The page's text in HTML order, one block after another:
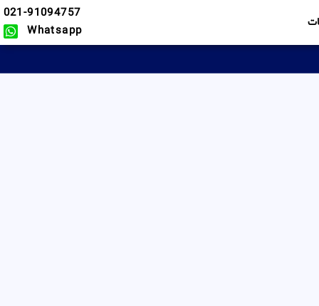
021-91094757
Whatsapp